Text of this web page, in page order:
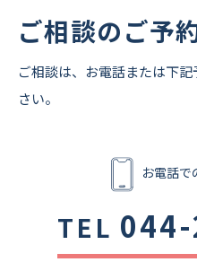
ご相談のご予
ご相談は、お電話または下
さい。
お電話で
TEL